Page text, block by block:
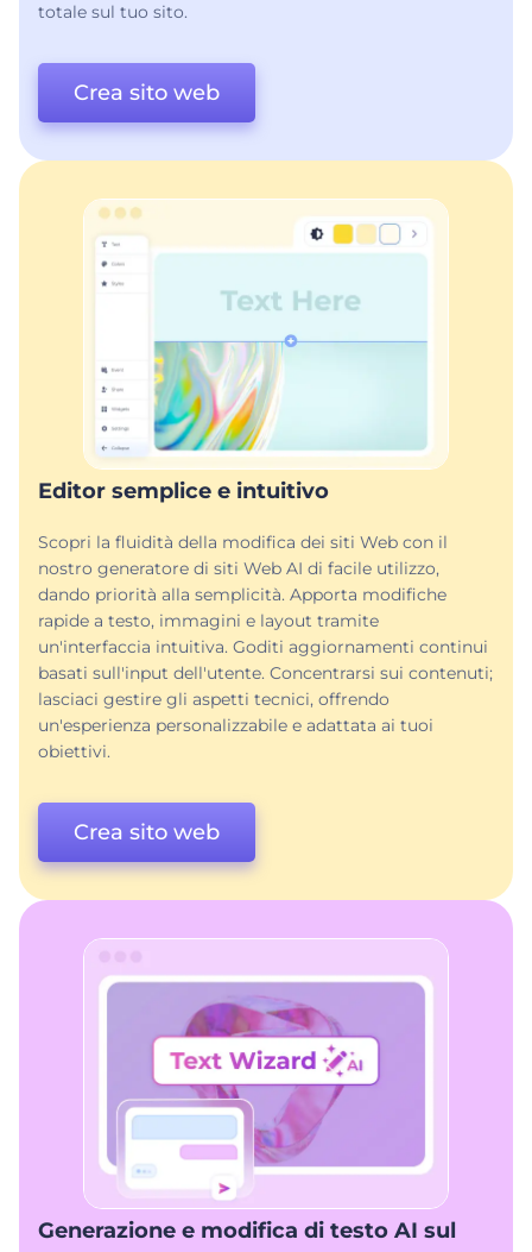
totale sul tuo sito.
Crea sito web
Editor semplice e intuitivo
Scopri la fluidità della modifica dei siti Web con il
nostro generatore di siti Web AI di facile utilizzo,
dando priorità alla semplicità. Apporta modifiche
rapide a testo, immagini e layout tramite
un'interfaccia intuitiva. Goditi aggiornamenti continui
basati sull'input dell'utente. Concentrarsi sui contenuti;
lasciaci gestire gli aspetti tecnici, offrendo
un'esperienza personalizzabile e adattata ai tuoi
obiettivi.
Crea sito web
Generazione e modifica di testo AI sul